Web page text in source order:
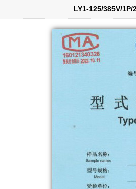
LY1-125/385V/1P/